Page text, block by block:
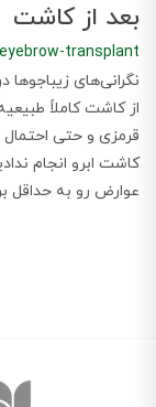
بعد از کاشت
transplant
نگرانی‌های
از کاشت کاملاً
قرمزی و حتی احتمال
کاشت ابرو انجام
عوارض رو به حداقل